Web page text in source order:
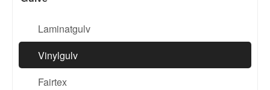
Laminatgulv
Vinylgulv
Fairtex